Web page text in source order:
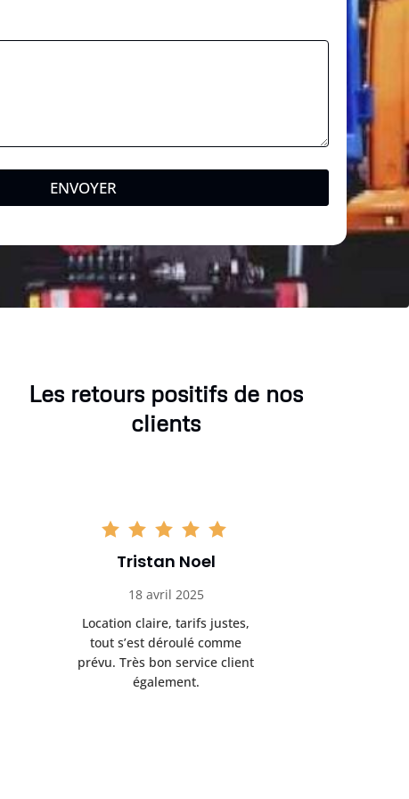
ENVOYER
Les retours positifs de nos
clients
Tristan Noel
18 avril 2025
Location claire, tarifs justes,
tout s’est déroulé comme
prévu. Très bon service client
également.